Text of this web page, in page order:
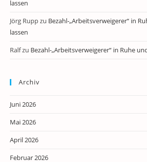
lassen
Jörg Ruppzu Bezahl-„Arbeitsverweigerer“ in
lassen
Ralfzu Bezahl-„Arbeitsverweigerer“ in Ruhe
Archiv
Juni 2026
Mai 2026
April 2026
Februar 2026